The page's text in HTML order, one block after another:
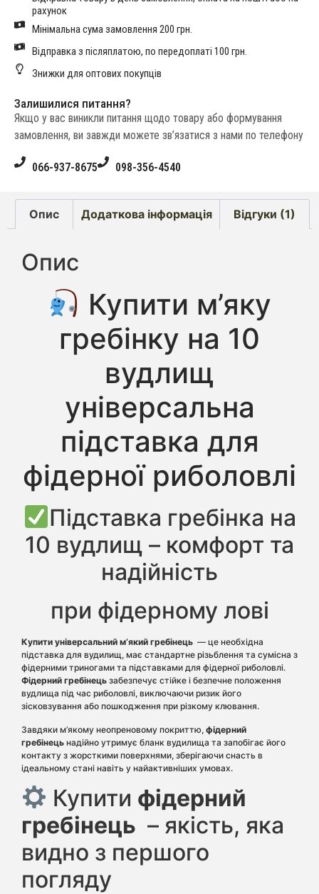
рахунок
Мінімальна сума замовлення 200 грн.
Відправка з післяплатою, по передоплаті 100 грн.
Знижки для оптових покупців
Залишилися питання?
Якщо у вас виникли питання щодо товару або формування
замовлення, ви завжди можете зв’язатися з нами по телефону
066-937-8675 098-356-4540
Опис Додаткова інформація Відгуки (1)
Опис
Купити м’яку
гребінку на 10
вудлищ
універсальна
підставка для
фідерної риболовлі
Підставка гребінка на
10 вудлищ – комфорт та
надійність
при фідерному лові
Купити універсальний м’який гребінець — це необхідна
підставка для вудилищ, має стандартне різьблення та сумісна з
фідерними триногами та підставками для фідерної риболовлі.
Фідерний гребінець забезпечує стійке і безпечне положення
вудлища під час риболовлі, виключаючи ризик його
зісковзування або пошкодження при різкому клювання.
Завдяки м’якому неопреновому покриттю, фідерний
гребінець надійно утримує бланк вудилища та запобігає його
контакту з жорсткими поверхнями, зберігаючи снасть в
ідеальному стані навіть у найактивніших умовах.
Купити фідерний
гребінець – якість, яка
видно з першого
погляду